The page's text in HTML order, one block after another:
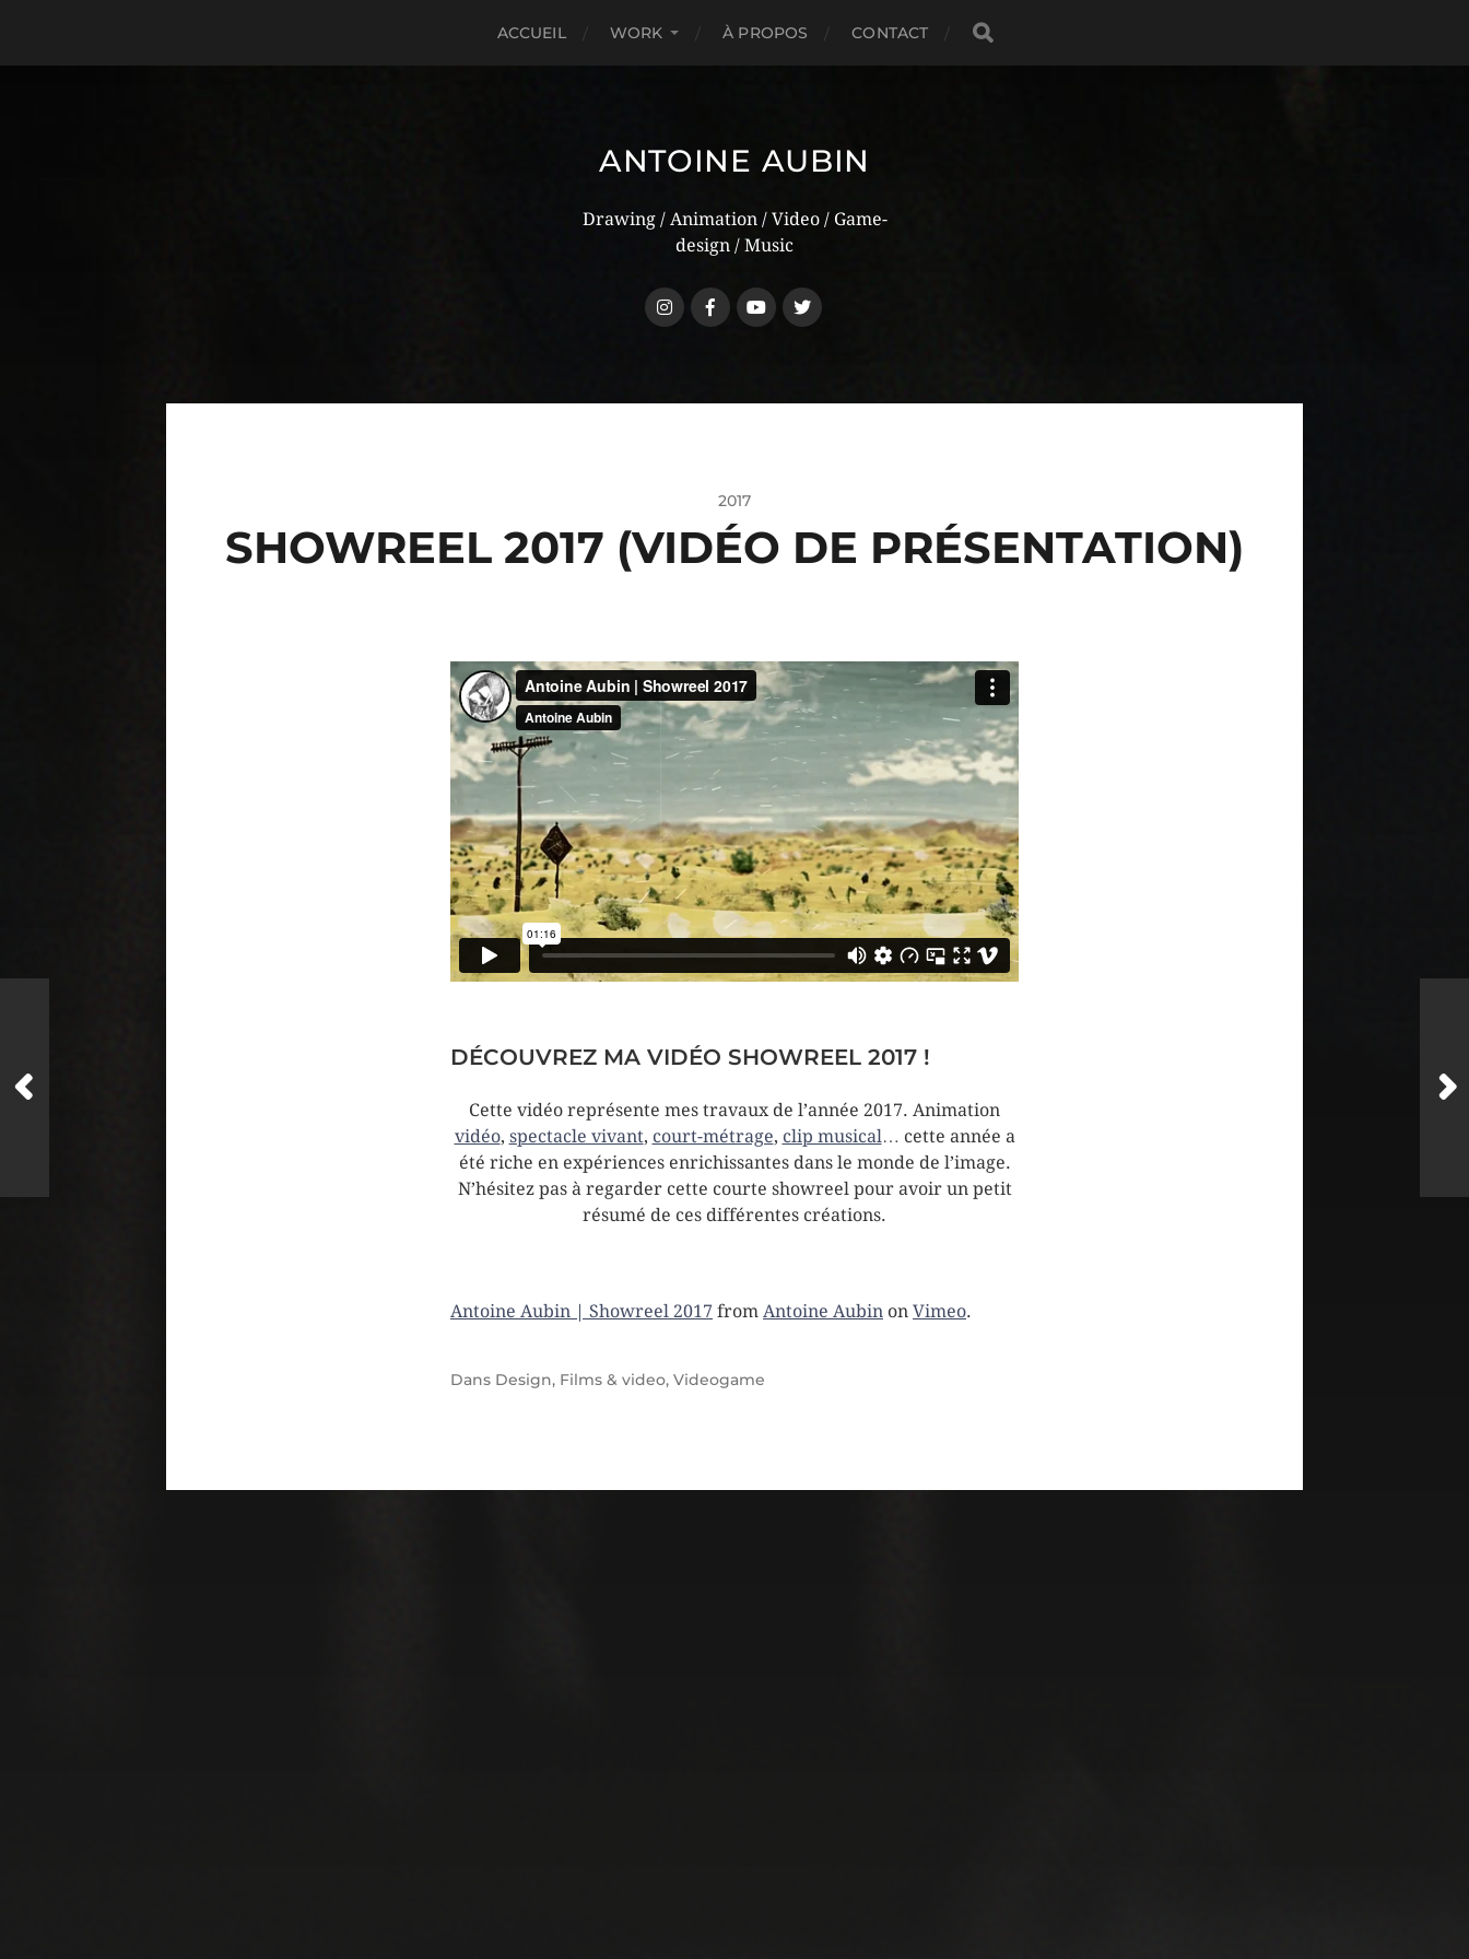
ACCUEIL WORK À PROPOS CONTACT
ANTOINE AUBIN
Drawing / Animation / Video / Game-
design / Music
2017
SHOWREEL 2017 (VIDÉO DE PRÉSENTATION)
DÉCOUVREZ MA VIDÉO SHOWREEL 2017 !
Cette vidéo représente mes travaux de l’année 2017. Animation
vidéo, spectacle vivant, court-métrage, clip musical… cette année a
été riche en expériences enrichissantes dans le monde de l’image.
N’hésitez pas à regarder cette courte showreel pour avoir un petit
résumé de ces différentes créations.
Antoine Aubin | Showreel 2017 from Antoine Aubin on Vimeo.
Dans Design, Films & video, Videogame